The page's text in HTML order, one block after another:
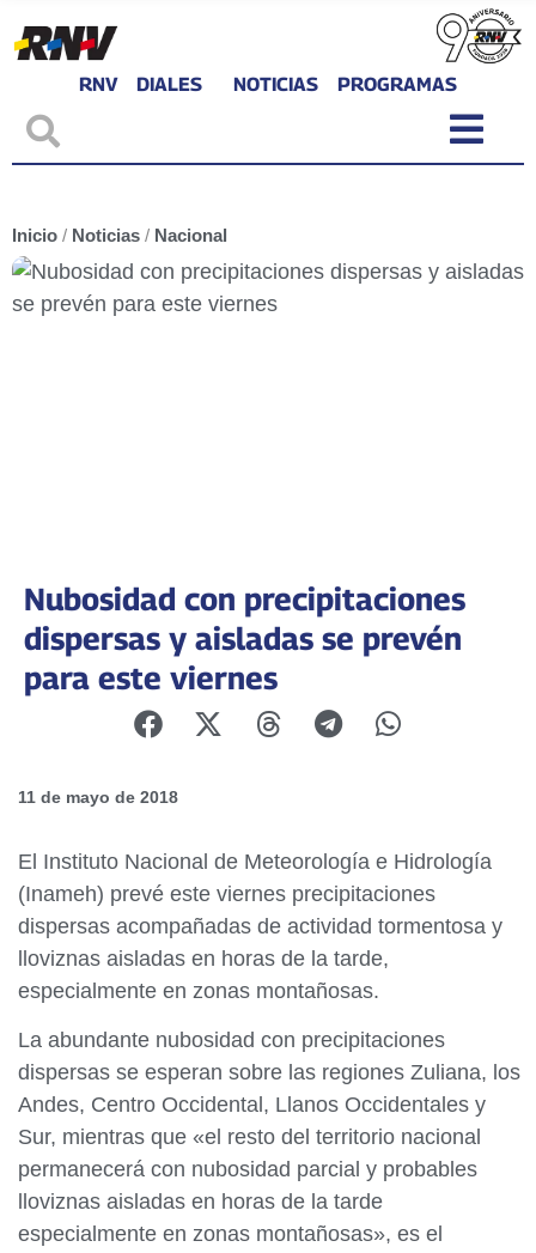
RNV DIALES NOTICIAS PROGRAMAS
Inicio / Noticias / Nacional
Nubosidad con precipitaciones
dispersas y aisladas se prevén
para este viernes
11 de mayo de 2018
El Instituto Nacional de Meteorología e Hidrología
(Inameh) prevé este viernes precipitaciones
dispersas acompañadas de actividad tormentosa y
lloviznas aisladas en horas de la tarde,
especialmente en zonas montañosas.
La abundante nubosidad con precipitaciones
dispersas se esperan sobre las regiones Zuliana, los
Andes, Centro Occidental, Llanos Occidentales y
Sur, mientras que «el resto del territorio nacional
permanecerá con nubosidad parcial y probables
lloviznas aisladas en horas de la tarde
especialmente en zonas montañosas», es el